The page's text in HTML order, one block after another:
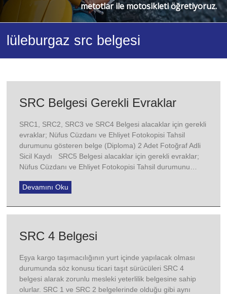
Belgesi
bölgesinde
A
Kamyon,
Otobüs
Ehliyet
Belgesi
Direksiyon
hizmeti
metotlar ile motosikleti öğretiyoruz.
lüleburgaz src belgesi
SRC Belgesi Gerekli Evraklar
SRC1, SRC2, SRC3 ve SRC4 Belgesi alacaklar için gerekli
evraklar; Nüfus Cüzdanı ve Ehliyet Fotokopisi Tahsil
durumunu gösteren belge (Diploma) 2 Adet Fotoğraf Adli
Sicil Kaydı SRC5 Belgesi alacaklar için gerekli evraklar;
Nüfus Cüzdanı ve Ehliyet Fotokopisi Tahsil durumunu…
Devamını Oku
SRC 4 Belgesi
Eşya kargo taşımacılığının yurt içinde yapılacak olması
durumunda söz konusu ticari taşıt sürücüleri SRC 4
belgesi alarak zorunlu mesleki yeterlilik belgesine sahip
olurlar. SRC 1 ve SRC 2 belgelerinde olduğu gibi aynı